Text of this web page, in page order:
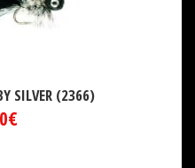
SILVER (2366)